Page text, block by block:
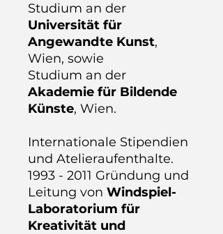
Studium an der
Universität für
Angewandte Kunst,
Wien, sowie
Studium an der
Akademie für Bildende
Künste, Wien.
Internationale Stipendien
und Atelieraufenthalte.
1993 - 2011 Gründung und
Leitung von Windspiel-
Laboratorium für
Kreativität und